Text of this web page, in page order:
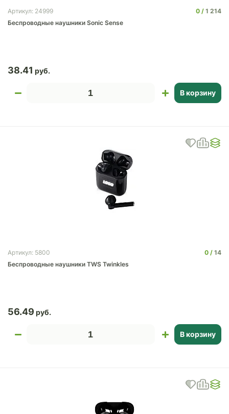
Артикул: 24999 0
1 214
Беспроводные наушники Sonic Sense
38.41
В корзину
Артикул: 5800 0
14
Беспроводные наушники TWS Twinkles
56.49
В корзину